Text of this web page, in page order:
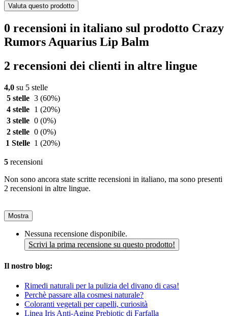
Valuta questo prodotto
0 recensioni in italiano sul prodotto Crazy
Rumors Aquarius Lip Balm
2 recensioni dei clienti in altre lingue
4,0 su 5 stelle
5 stelle 3 (60%)
4 stelle
1 (20%)
3 stelle 0 (0%)
2 stelle 0 (0%)
1 Stelle 1 (20%)
5 recensioni
Non sono ancora state scritte recensioni in italiano, ma sono presenti
2 recensioni in altre lingue.
Mostra
Nessuna recensione disponibile.
Scrivi la prima recensione su questo prodotto!
Il nostro blog:
Rimedi naturali per la pulizia del divano di casa!
Perchè passare alla cosmesi naturale?
Coloranti vegetali per capelli, curiosità
Linea Iris Anti-Aging Prebiotic di Farfalla